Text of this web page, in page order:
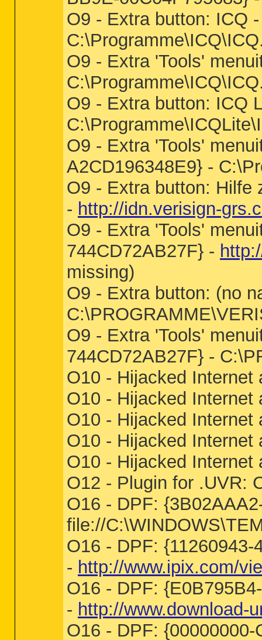
O9 - Extra button: ICQ
O9 - Extra 'Tools'
O9 - Extra button: ICQ
O9 - Extra 'Tools'
A2CD196348E9} -
O9 - Extra button: Hilfe
- http://idn.verisign-
O9 - Extra 'Tools'
744CD72AB27F} -
missing)
O9 - Extra button: (no
O9 - Extra 'Tools'
744CD72AB27F} -
O10 - Hijacked Internet
O10 - Hijacked Internet
O10 - Hijacked Internet
O10 - Hijacked Internet
O10 - Hijacked Internet
O12 - Plugin for .UVR:
O16 - DPF:
file://
O16 - DPF:
- http://www.ipix.com/
O16 - DPF:
- http://www.download-
O16 - DPF: